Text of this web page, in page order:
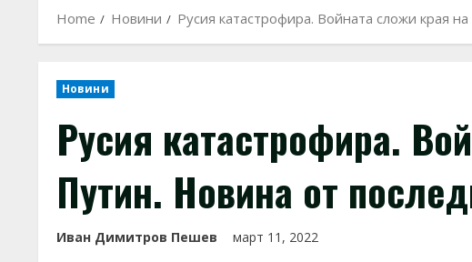
Home Новини Русия катастрофира. Войната сложи края
Новини
Русия катастрофира.
Путин. Новина от
Иван Димитров Пешев март 11, 2022